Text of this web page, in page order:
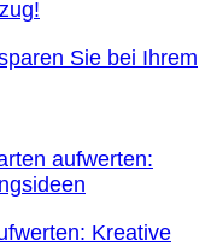
Sie bei Ihrem
Kreative